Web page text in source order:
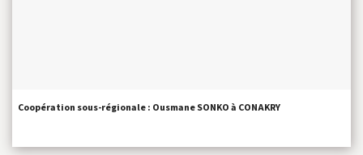
Coopération sous-régionale : Ousmane SONKO à CONAKRY